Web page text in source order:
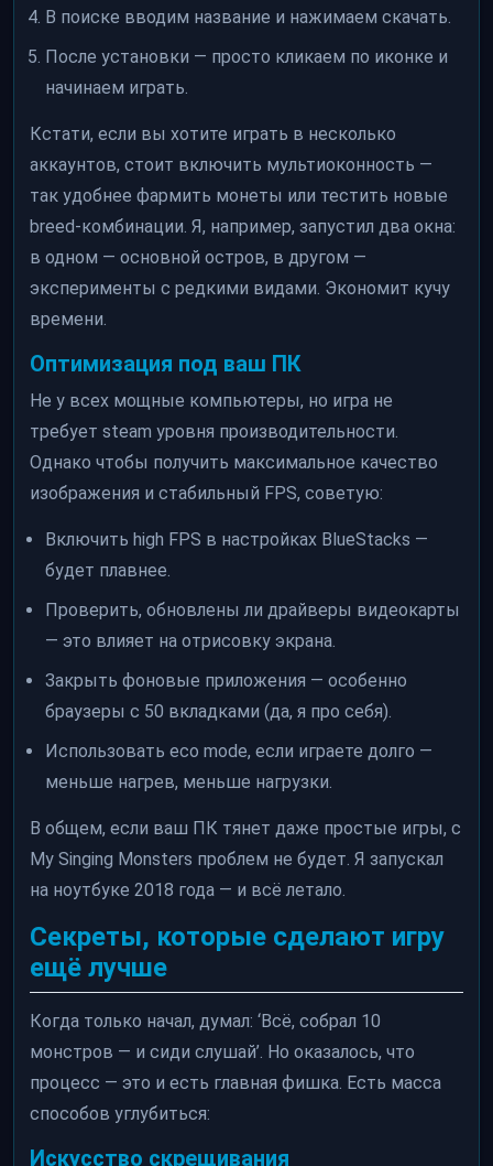
В поиске вводим название и нажимаем скачать.
После установки — просто кликаем по иконке и
начинаем играть.
Кстати, если вы хотите играть в несколько
аккаунтов, стоит включить мультиоконность —
так удобнее фармить монеты или тестить новые
breed-комбинации. Я, например, запустил два окна:
в одном — основной остров, в другом —
эксперименты с редкими видами. Экономит кучу
времени.
Оптимизация под ваш ПК
Не у всех мощные компьютеры, но игра не
требует steam уровня производительности.
Однако чтобы получить максимальное качество
изображения и стабильный FPS, советую:
Включить high FPS в настройках BlueStacks —
будет плавнее.
Проверить, обновлены ли драйверы видеокарты
— это влияет на отрисовку экрана.
Закрыть фоновые приложения — особенно
браузеры с 50 вкладками (да, я про себя).
Использовать eco mode, если играете долго —
меньше нагрев, меньше нагрузки.
В общем, если ваш ПК тянет даже простые игры, с
My Singing Monsters проблем не будет. Я запускал
на ноутбуке 2018 года — и всё летало.
Секреты, которые сделают игру
ещё лучше
Когда только начал, думал: ‘Всё, собрал 10
монстров — и сиди слушай’. Но оказалось, что
процесс — это и есть главная фишка. Есть масса
способов углубиться:
Искусство скрещивания